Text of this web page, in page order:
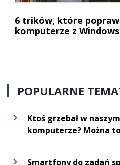
6 trików, które
komputerze z Windows
POPULARNE
Ktoś grzebał w
komputerze? Można
Smartfony do zadań